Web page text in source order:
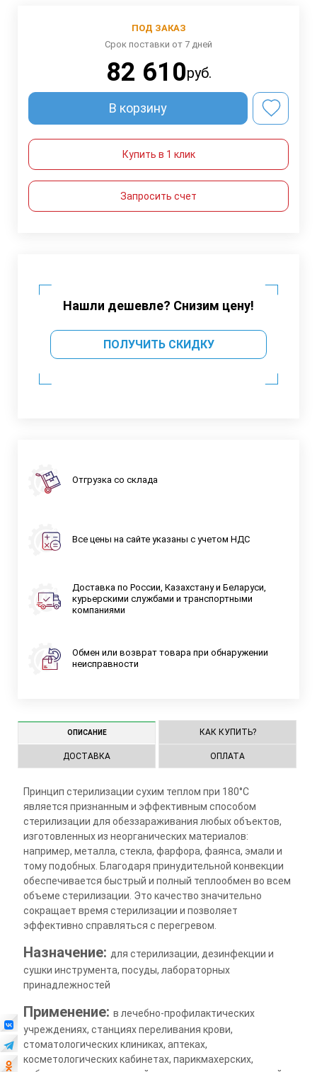
ПОД ЗАКАЗ
Срок поставки от 7 дней
82 610руб.
В корзину
Купить в 1 клик
Запросить счет
Нашли дешевле? Снизим цену!
ПОЛУЧИТЬ СКИДКУ
Отгрузка со склада
Все цены на сайте указаны с учетом НДС
Доставка по России, Казахстану и Беларуси,
курьерскими службами и транспортными
компаниями
Обмен или возврат товара при обнаружении
неисправности
ОПИСАНИЕ КАК КУПИТЬ?
ДОСТАВКА ОПЛАТА
Принцип стерилизации сухим теплом при 180°C
является признанным и эффективным способом
стерилизации для обеззараживания любых объектов,
изготовленных из неорганических материалов:
например, металла, стекла, фарфора, фаянса, эмали и
тому подобных. Благодаря принудительной конвекции
обеспечивается быстрый и полный теплообмен во всем
объеме стерилизации. Это качество значительно
сокращает время стерилизации и позволяет
эффективно справляться с перегревом.
Назначение: для стерилизации, дезинфекции и
сушки инструмента, посуды, лабораторных
принадлежностей
Применение: в лечебно-профилактических
учреждениях, станциях переливания крови,
стоматологических клиниках, аптеках,
косметологических кабинетах, парикмахерских,